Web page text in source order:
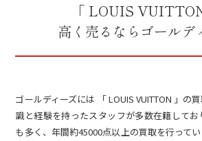
「 LOUIS
高く売るならゴールデ
ゴールディーズには 「 LOUIS VUITTON 」の
識と経験を持ったスタッフが多数在籍して
も多く、年間約45000点以上の買取を行って